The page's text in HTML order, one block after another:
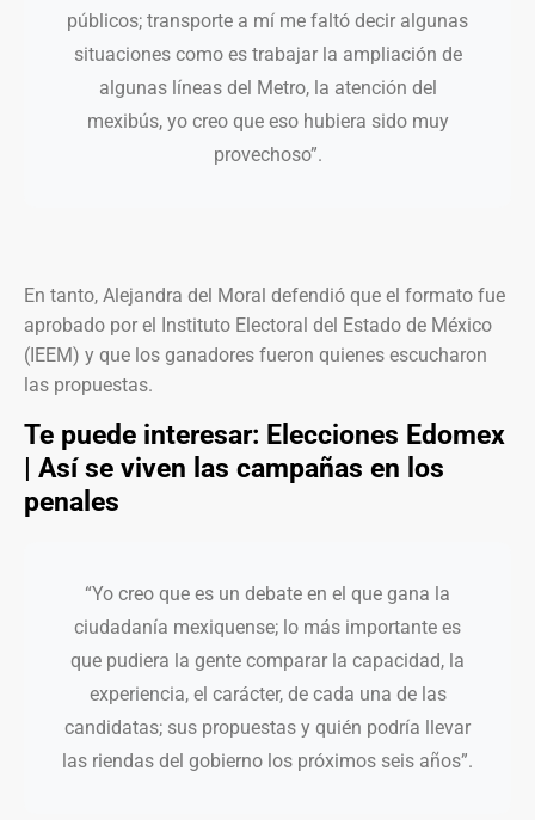
públicos; transporte a mí me faltó decir algunas
situaciones como es trabajar la ampliación de
algunas líneas del Metro, la atención del
mexibús, yo creo que eso hubiera sido muy
provechoso”.
En tanto, Alejandra del Moral defendió que el formato fue
aprobado por el Instituto Electoral del Estado de México
(IEEM) y que los ganadores fueron quienes escucharon
las propuestas.
Te puede interesar: Elecciones Edomex
| Así se viven las campañas en los
penales
“Yo creo que es un debate en el que gana la
ciudadanía mexiquense; lo más importante es
que pudiera la gente comparar la capacidad, la
experiencia, el carácter, de cada una de las
candidatas; sus propuestas y quién podría llevar
las riendas del gobierno los próximos seis años”.